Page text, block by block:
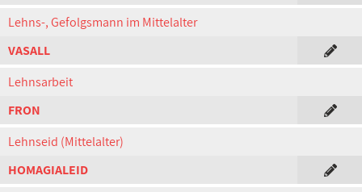
Lehns-, Gefolgsmann im Mittelalter
VASALL
Lehnsarbeit
FRON
Lehnseid (Mittelalter)
HOMAGIALEID